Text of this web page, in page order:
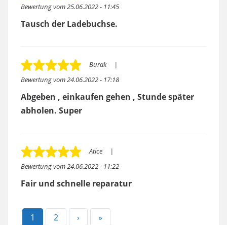
Bewertung vom25.06.2022 - 11:45
Tausch der Ladebuchse.
Bewertung vom24.06.2022 - 17:18
Burak
Abgeben , einkaufen gehen , Stunde später
abholen. Super
Bewertung vom24.06.2022 - 11:22
Atice
Fair und schnelle reparatur
Aktuelle
1 Page
2
Nächste
›
Letzte
»